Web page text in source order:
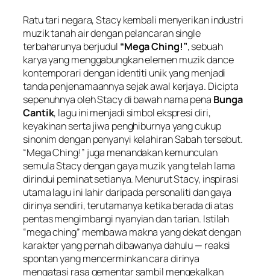
Ratu tari negara, Stacy kembali menyerikan industri
muzik tanah air dengan pelancaran single
terbaharunya berjudul “Mega Ching!”, sebuah
karya yang menggabungkan elemen muzik dance
kontemporari dengan identiti unik yang menjadi
tanda penjenamaannya sejak awal kerjaya. Dicipta
sepenuhnya oleh Stacy di bawah nama pena Bunga
Cantik, lagu ini menjadi simbol ekspresi diri,
keyakinan serta jiwa penghiburnya yang cukup
sinonim dengan penyanyi kelahiran Sabah tersebut.
“Mega Ching!” juga menandakan kemunculan
semula Stacy dengan gaya muzik yang telah lama
dirindui peminat setianya. Menurut Stacy, inspirasi
utama lagu ini lahir daripada personaliti dan gaya
dirinya sendiri, terutamanya ketika berada di atas
pentas mengimbangi nyanyian dan tarian. Istilah
“mega ching” membawa makna yang dekat dengan
karakter yang pernah dibawanya dahulu — reaksi
spontan yang mencerminkan cara dirinya
mengatasi rasa gementar sambil mengekalkan